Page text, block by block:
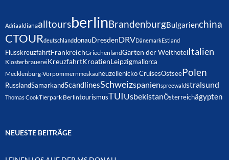
AdriaaldianaalltoursberlinBrandenburgBulgarienchina
CTOURdeutschlanddonauDresdenDRVDänemarkEstland
FlusskreuzfahrtFrankreichGriechenlandGärten der Welthotel Italien
KlosterbrauereiKreuzfahrtKroatienLeipzigmallorca
Mecklenburg-Vorpommernmoskauneuzellenicko CruisesOstseePolen
RusslandSamarkandScandlinesSchweizspanienspreewaldstralsund
Thomas CookTierpark BerlintourismusTUIUsbekistanÖsterreichägypten
NEUESTE BEITRÄGE